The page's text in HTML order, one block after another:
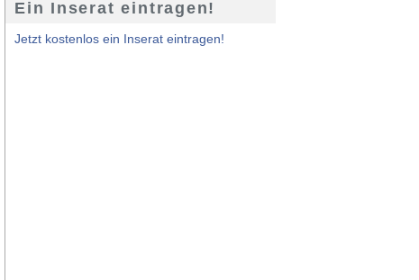
Ein Inserat eintragen!
Jetzt kostenlos ein Inserat eintragen!